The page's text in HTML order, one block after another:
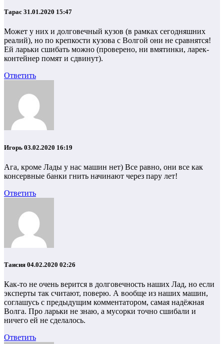
Тарас 31.01.2020 15:47
Может у них и долговечный кузов (в рамках сегодняшних
реалий), но по крепкости кузова с Волгой они не сравнятся!
Ей ларьки сшибать можно (проверено, ни вмятинки, ларек-
контейнер помят и сдвинут).
Ответить
Игорь 03.02.2020 16:19
Ага, кроме Лады у нас машин нет) Все равно, они все как
консервные банки гнить начинают через пару лет!
Ответить
Таисия 04.02.2020 02:26
Как-то не очень верится в долговечность наших Лад, но если
эксперты так считают, поверю. А вообще из наших машин,
соглашусь с предыдущим комментатором, самая надёжная
Волга. Про ларьки не знаю, а мусорки точно сшибали и
ничего ей не сделалось.
Ответить